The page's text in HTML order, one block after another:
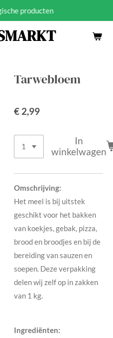
producten
Tarwebloem
€ 2,99
In
winkelwagen
Omschrijving:
Het meel is bij uitstek
geschikt voor het bakken
van koekjes, gebak, pizza,
brood en broodjes en bij de
bereiding van sauzen en
soepen. Deze verpakking
delen wij zelf op in zakken
van 1 kg.
Ingrediënten: